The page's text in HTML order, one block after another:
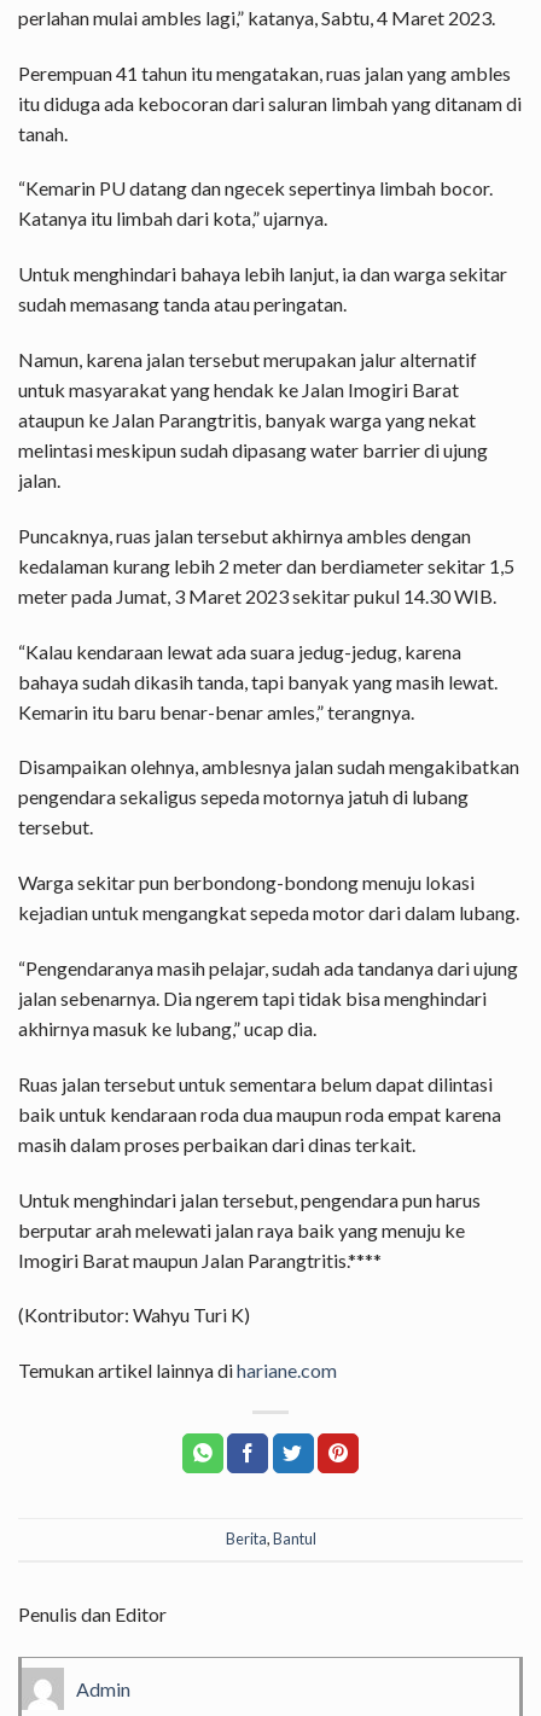
perlahan mulai ambles lagi,” katanya, Sabtu, 4 Maret 2023.
Perempuan 41 tahun itu mengatakan, ruas jalan yang ambles
itu diduga ada kebocoran dari saluran limbah yang ditanam di
tanah.
“Kemarin PU datang dan ngecek sepertinya limbah bocor.
Katanya itu limbah dari kota,” ujarnya.
Untuk menghindari bahaya lebih lanjut, ia dan warga sekitar
sudah memasang tanda atau peringatan.
Namun, karena jalan tersebut merupakan jalur alternatif
untuk masyarakat yang hendak ke Jalan Imogiri Barat
ataupun ke Jalan Parangtritis, banyak warga yang nekat
melintasi meskipun sudah dipasang water barrier di ujung
jalan.
Puncaknya, ruas jalan tersebut akhirnya ambles dengan
kedalaman kurang lebih 2 meter dan berdiameter sekitar 1,5
meter pada Jumat, 3 Maret 2023 sekitar pukul 14.30 WIB.
“Kalau kendaraan lewat ada suara jedug-jedug, karena
bahaya sudah dikasih tanda, tapi banyak yang masih lewat.
Kemarin itu baru benar-benar amles,” terangnya.
Disampaikan olehnya, amblesnya jalan sudah mengakibatkan
pengendara sekaligus sepeda motornya jatuh di lubang
tersebut.
Warga sekitar pun berbondong-bondong menuju lokasi
kejadian untuk mengangkat sepeda motor dari dalam lubang.
“Pengendaranya masih pelajar, sudah ada tandanya dari ujung
jalan sebenarnya. Dia ngerem tapi tidak bisa menghindari
akhirnya masuk ke lubang,” ucap dia.
Ruas jalan tersebut untuk sementara belum dapat dilintasi
baik untuk kendaraan roda dua maupun roda empat karena
masih dalam proses perbaikan dari dinas terkait.
Untuk menghindari jalan tersebut, pengendara pun harus
berputar arah melewati jalan raya baik yang menuju ke
Imogiri Barat maupun Jalan Parangtritis.****
(Kontributor: Wahyu Turi K)
Temukan artikel lainnya dihariane.com
Berita,Bantul
Penulis dan Editor
Admin